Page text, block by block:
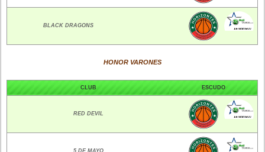
BLACK DRAGONS
HONOR VARONES
CLUB ESCUDO
RED DEVIL